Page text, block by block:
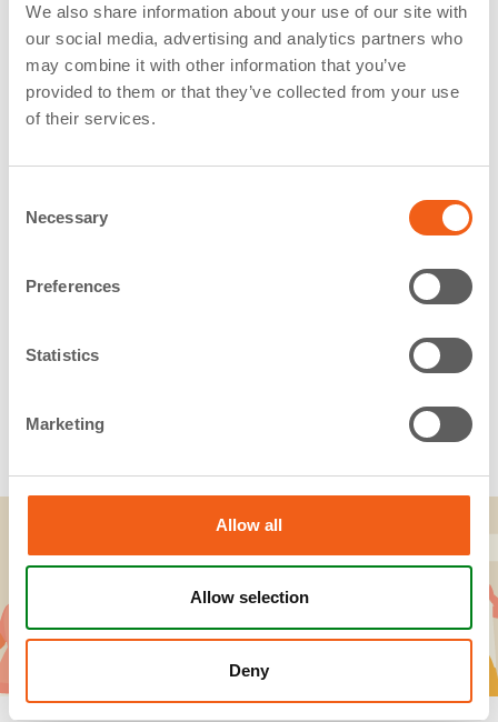
We also share information about your use of our site with
our social media, advertising and analytics partners who
may combine it with other information that you’ve
provided to them or that they’ve collected from your use
of their services.
Selection
Necessary
Preferences
Statistics
Marketing
Allow all
Allow selection
Deny
Otros tratamientos:
CONFLICTOS FAMILIARES
Preguntas frecuentes